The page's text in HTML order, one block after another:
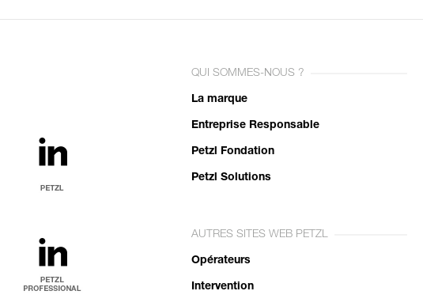
QUI SOMMES-NOUS ?
La marque
Entreprise Responsable
Petzl Fondation
Petzl Solutions
AUTRES SITES WEB PETZL
Opérateurs
Intervention